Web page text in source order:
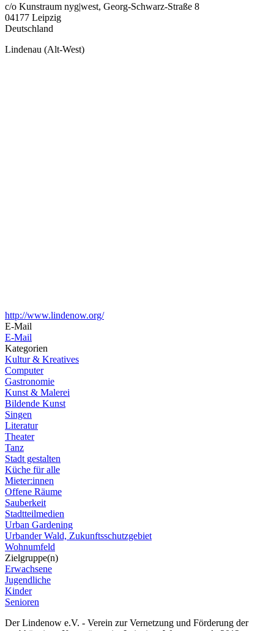
c/o Kunstraum nyg|west, Georg-Schwarz-Straße 8
04177 Leipzig
Deutschland
Lindenau (Alt-West)
http://www.lindenow.org/
E-Mail
E-Mail
Kategorien
Kultur & Kreatives
Computer
Gastronomie
Kunst & Malerei
Bildende Kunst
Singen
Literatur
Theater
Tanz
Stadt gestalten
Küche für alle
Mieter:innen
Offene Räume
Sauberkeit
Stadtteilmedien
Urban Gardening
Urbander Wald, Zukunftsschutzgebiet
Wohnumfeld
Zielgruppe(n)
Erwachsene
Jugendliche
Kinder
Senioren
Der Lindenow e.V. - Verein zur Vernetzung und Förderung der